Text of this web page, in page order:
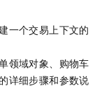
一个交易上下文的
领域对象、购物车
详细步骤和参数说